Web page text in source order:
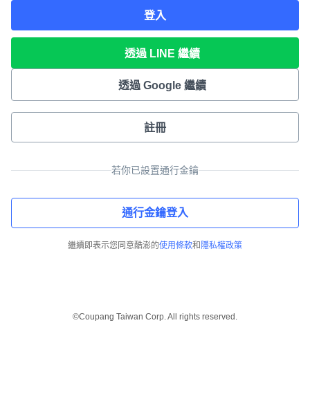
登入
透過 LINE 繼續
透過 Google 繼續
註冊
若你已設置通行金鑰
通行金鑰登入
繼續即表示您同意酷澎的使用條款和 隱私權政策
©Coupang Taiwan Corp. All rights reserved.